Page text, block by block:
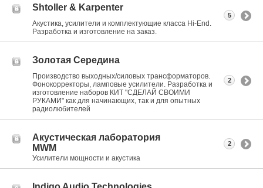
Shtoller & Karpenter
Акустика, усилители и комплектующие класса Hi-End.
Разработка и изготовление на заказ.
5
Золотая Середина
Производство выходных/силовых трансформаторов.
Фонокорректоры, ламповые усилители. Разработка и
изготовление наборов КИТ "СДЕЛАЙ СВОИМИ
РУКАМИ" как для начинающих, так и для опытных
радиолюбителей
2
Акустическая лаборатория
MWM
Усилители мощности и акустика
2